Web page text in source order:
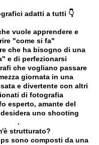
adatti a tutti 👇
vuole apprendere e
"come si fa"
che ha bisogno di una
e di perfezionarsi
che vogliano passare
giornata in una
e divertente con altri
di fotografia
esperto, amante del
uno shooting
.
strutturato?
sono composti da una